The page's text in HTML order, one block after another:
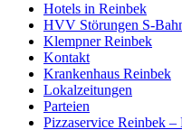
Hotels in Reinbek
HVV Störungen S-
Klempner Reinbek
Kontakt
Krankenhaus Reinbek
Lokalzeitungen
Parteien
Pizzaservice Reinbek –